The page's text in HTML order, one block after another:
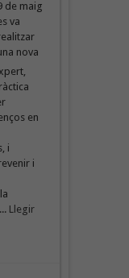
de maig
va
nova
en
i
i
Llegir